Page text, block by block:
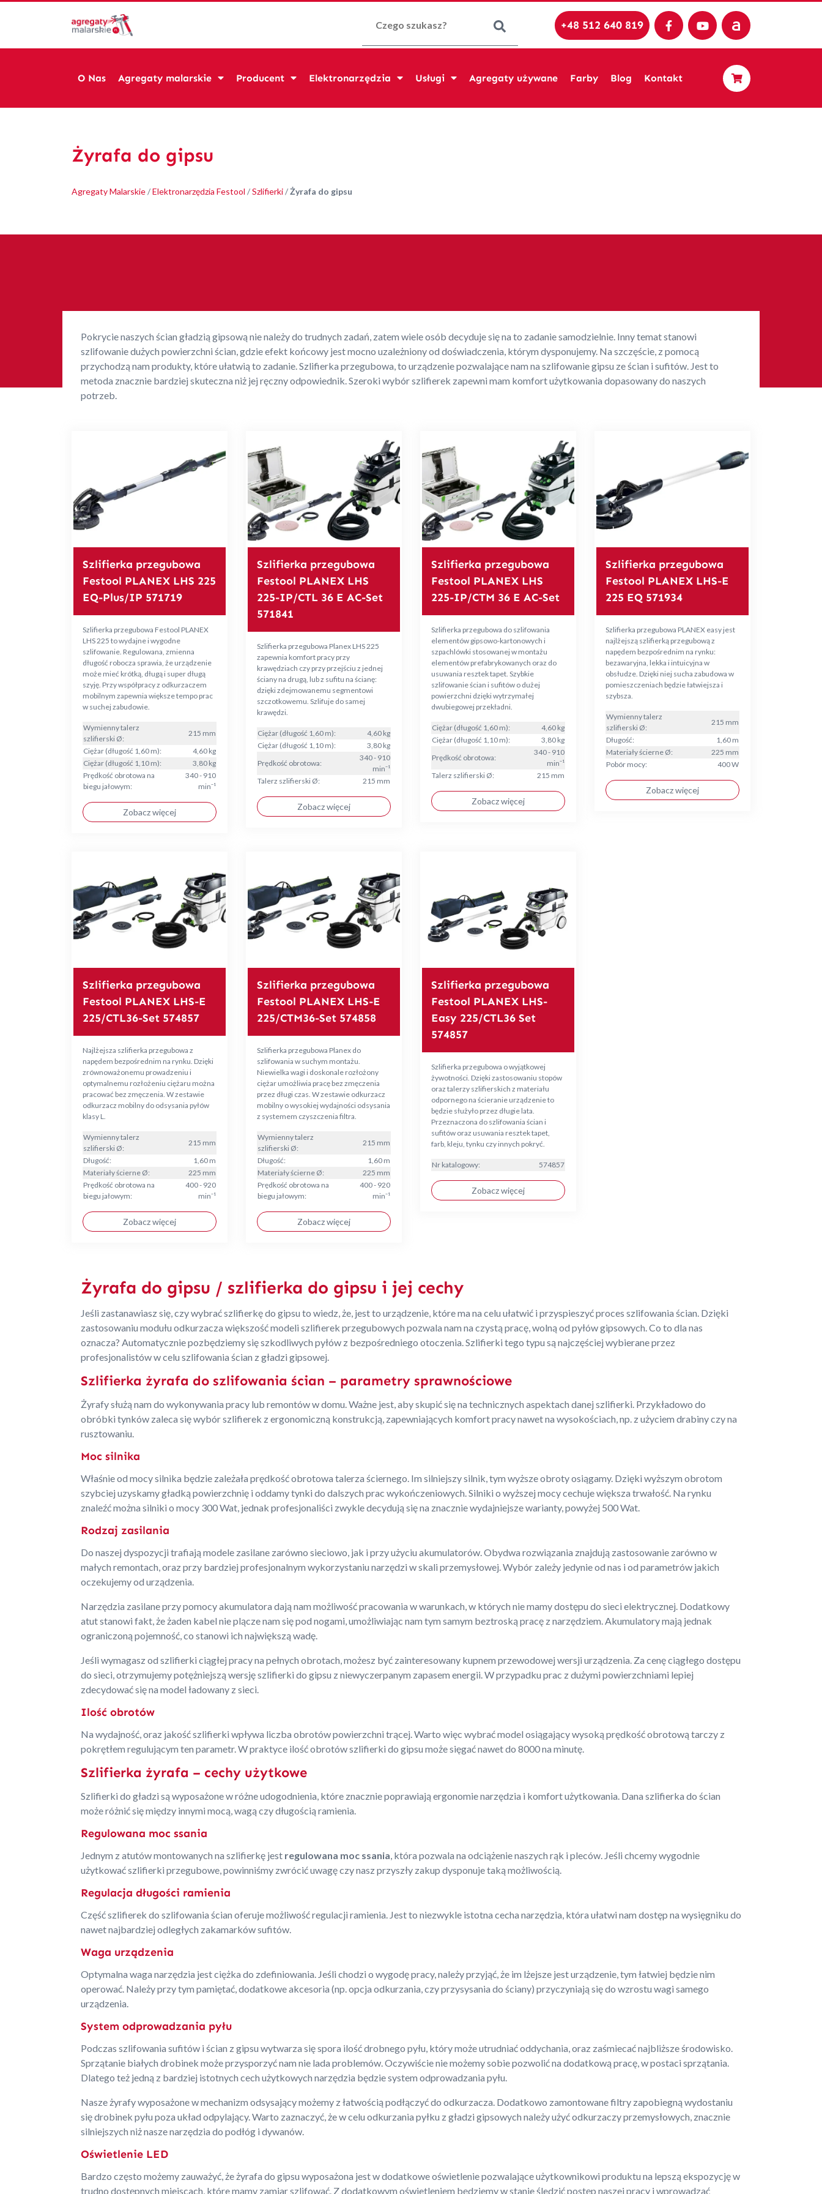
Szukaj: +48 512 640 819
O Nas Agregaty malarskie Producent Elektronarzędzia Usługi Agregaty używane Farby Blog Kontakt
Żyrafa do gipsu
Agregaty Malarskie/Elektronarzędzia Festool /Szlifierki/Żyrafa do gipsu
Pokrycie naszych ścian gładzią gipsową nie należy do trudnych zadań, zatem wiele osób decyduje się na to zadanie samodzielnie. Inny temat stanowi
szlifowanie dużych powierzchni ścian, gdzie efekt końcowy jest mocno uzależniony od doświadczenia, którym dysponujemy. Na szczęście, z pomocą
przychodzą nam produkty, które ułatwią to zadanie. Szlifierka przegubowa, to urządzenie pozwalające nam na szlifowanie gipsu ze ścian i sufitów. Jest to
metoda znacznie bardziej skuteczna niż jej ręczny odpowiednik. Szeroki wybór szlifierek zapewni mam komfort użytkowania dopasowany do naszych
potrzeb.
Szlifierka przegubowa
Festool PLANEX LHS 225
EQ-Plus/IP 571719
Szlifierka przegubowa Festool PLANEX
LHS 225 to wydajne i wygodne
szlifowanie. Regulowana, zmienna
długość robocza sprawia, że urządzenie
może mieć krótką, długą i super długą
szyję. Przy współpracy z odkurzaczem
mobilnym zapewnia większe tempo prac
w suchej zabudowie.
Wymienny talerz
szlifierski Ø:
215 mm
Ciężar (długość 1,60 m):
4,60 kg
Ciężar (długość 1,10 m):
3,80 kg
Prędkość obrotowa na
biegu jałowym:
340 - 910
min⁻¹
Zobacz więcej
Szlifierka przegubowa
Festool PLANEX LHS
225-IP/CTL 36 E AC-Set
571841
Szlifierka przegubowa Planex LHS 225
zapewnia komfort pracy przy
krawędziach czy przy przejściu z jednej
ściany na drugą, lub z sufitu na ścianę:
dzięki zdejmowanemu segmentowi
szczotkowemu. Szlifuje do samej
krawędzi.
Ciężar (długość 1,60 m):
4,60 kg
Ciężar (długość 1,10 m):
3,80 kg
Prędkość obrotowa:
340 - 910
min⁻¹
Talerz szlifierski Ø:
215 mm
Zobacz więcej
Szlifierka przegubowa
Festool PLANEX LHS
225-IP/CTM 36 E AC-Set
Szlifierka przegubowa do szlifowania
elementów gipsowo-kartonowych i
szpachlówki stosowanej w montażu
elementów prefabrykowanych oraz do
usuwania resztek tapet. Szybkie
szlifowanie ścian i sufitów o dużej
powierzchni dzięki wytrzymałej
dwubiegowej przekładni.
Ciężar (długość 1,60 m):
4,60 kg
Ciężar (długość 1,10 m):
3,80 kg
Prędkość obrotowa:
340 - 910
min⁻¹
Talerz szlifierski Ø:
215 mm
Zobacz więcej
Szlifierka przegubowa
Festool PLANEX LHS-E
225 EQ 571934
Szlifierka przegubowa PLANEX easy jest
najlżejszą szlifierką przegubową z
napędem bezpośrednim na rynku:
bezawaryjna, lekka i intuicyjna w
obsłudze. Dzięki niej sucha zabudowa w
pomieszczeniach będzie łatwiejsza i
szybsza.
Wymienny talerz
szlifierski Ø:
215 mm
Długość:
1,60 m
Materiały ścierne Ø:
225 mm
Pobór mocy:
400 W
Zobacz więcej
Szlifierka przegubowa
Festool PLANEX LHS-E
225/CTL36-Set 574857
Najlżejsza szlifierka przegubowa z
napędem bezpośrednim na rynku. Dzięki
zrównoważonemu prowadzeniu i
optymalnemu rozłożeniu ciężaru można
pracować bez zmęczenia. W zestawie
odkurzacz mobilny do odsysania pyłów
klasy L.
Wymienny talerz
szlifierski Ø:
215 mm
Długość:
1,60 m
Materiały ścierne Ø:
225 mm
Prędkość obrotowa na
biegu jałowym:
400 - 920
min⁻¹
Zobacz więcej
Szlifierka przegubowa
Festool PLANEX LHS-E
225/CTM36-Set 574858
Szlifierka przegubowa Planex do
szlifowania w suchym montażu.
Niewielka wagi i doskonale rozłożony
ciężar umożliwia pracę bez zmęczenia
przez długi czas. W zestawie odkurzacz
mobilny o wysokiej wydajności odsysania
z systemem czyszczenia filtra.
Wymienny talerz
szlifierski Ø:
215 mm
Długość:
1,60 m
Materiały ścierne Ø:
225 mm
Prędkość obrotowa na
biegu jałowym:
400 - 920
min⁻¹
Zobacz więcej
Szlifierka przegubowa
Festool PLANEX LHS-
Easy 225/CTL36 Set
574857
Szlifierka przegubowa o wyjątkowej
żywotności. Dzięki zastosowaniu stopów
oraz talerzy szlifierskich z materiału
odpornego na ścieranie urządzenie to
będzie służyło przez długie lata.
Przeznaczona do szlifowania ścian i
sufitów oraz usuwania resztek tapet,
farb, kleju, tynku czy innych pokryć.
Nr katalogowy: 574857
Zobacz więcej
Żyrafa do gipsu / szlifierka do gipsu i jej cechy
Jeśli zastanawiasz się, czy wybrać szlifierkę do gipsu to wiedz, że, jest to urządzenie, które ma na celu ułatwić i przyspieszyć proces szlifowania ścian. Dzięki
zastosowaniu modułu odkurzacza większość modeli szlifierek przegubowych pozwala nam na czystą pracę, wolną od pyłów gipsowych. Co to dla nas
oznacza? Automatycznie pozbędziemy się szkodliwych pyłów z bezpośredniego otoczenia. Szlifierki tego typu są najczęściej wybierane przez
profesjonalistów w celu szlifowania ścian z gładzi gipsowej.
Szlifierka żyrafa do szlifowania ścian – parametry sprawnościowe
Żyrafy służą nam do wykonywania pracy lub remontów w domu. Ważne jest, aby skupić się na technicznych aspektach danej szlifierki. Przykładowo do
obróbki tynków zaleca się wybór szlifierek z ergonomiczną konstrukcją, zapewniających komfort pracy nawet na wysokościach, np. z użyciem drabiny czy na
rusztowaniu.
Moc silnika
Właśnie od mocy silnika będzie zależała prędkość obrotowa talerza ściernego. Im silniejszy silnik, tym wyższe obroty osiągamy. Dzięki wyższym obrotom
szybciej uzyskamy gładką powierzchnię i oddamy tynki do dalszych prac wykończeniowych. Silniki o wyższej mocy cechuje większa trwałość. Na rynku
znaleźć można silniki o mocy 300 Wat, jednak profesjonaliści zwykle decydują się na znacznie wydajniejsze warianty, powyżej 500 Wat.
Rodzaj zasilania
Do naszej dyspozycji trafiają modele zasilane zarówno sieciowo, jak i przy użyciu akumulatorów. Obydwa rozwiązania znajdują zastosowanie zarówno w
małych remontach, oraz przy bardziej profesjonalnym wykorzystaniu narzędzi w skali przemysłowej. Wybór zależy jedynie od nas i od parametrów jakich
oczekujemy od urządzenia.
Narzędzia zasilane przy pomocy akumulatora dają nam możliwość pracowania w warunkach, w których nie mamy dostępu do sieci elektrycznej. Dodatkowy
atut stanowi fakt, że żaden kabel nie plącze nam się pod nogami, umożliwiając nam tym samym beztroską pracę z narzędziem. Akumulatory mają jednak
ograniczoną pojemność, co stanowi ich największą wadę.
Jeśli wymagasz od szlifierki ciągłej pracy na pełnych obrotach, możesz być zainteresowany kupnem przewodowej wersji urządzenia. Za cenę ciągłego dostępu
do sieci, otrzymujemy potężniejszą wersję szlifierki do gipsu z niewyczerpanym zapasem energii. W przypadku prac z dużymi powierzchniami lepiej
zdecydować się na model ładowany z sieci.
Ilość obrotów
Na wydajność, oraz jakość szlifierki wpływa liczba obrotów powierzchni trącej. Warto więc wybrać model osiągający wysoką prędkość obrotową tarczy z
pokrętłem regulującym ten parametr. W praktyce ilość obrotów szlifierki do gipsu może sięgać nawet do 8000 na minutę.
Szlifierka żyrafa – cechy użytkowe
Szlifierki do gładzi są wyposażone w różne udogodnienia, które znacznie poprawiają ergonomie narzędzia i komfort użytkowania. Dana szlifierka do ścian
może różnić się między innymi mocą, wagą czy długością ramienia.
Regulowana moc ssania
Jednym z atutów montowanych na szlifierkę jest regulowana moc ssania , która pozwala na odciążenie naszych rąk i pleców. Jeśli chcemy wygodnie
użytkować szlifierki przegubowe, powinniśmy zwrócić uwagę czy nasz przyszły zakup dysponuje taką możliwością.
Regulacja długości ramienia
Część szlifierek do szlifowania ścian oferuje możliwość regulacji ramienia. Jest to niezwykle istotna cecha narzędzia, która ułatwi nam dostęp na wysięgniku do
nawet najbardziej odległych zakamarków sufitów.
Waga urządzenia
Optymalna waga narzędzia jest ciężka do zdefiniowania. Jeśli chodzi o wygodę pracy, należy przyjąć, że im lżejsze jest urządzenie, tym łatwiej będzie nim
operować. Należy przy tym pamiętać, dodatkowe akcesoria (np. opcja odkurzania, czy przysysania do ściany) przyczyniają się do wzrostu wagi samego
urządzenia.
System odprowadzania pyłu
Podczas szlifowania sufitów i ścian z gipsu wytwarza się spora ilość drobnego pyłu, który może utrudniać oddychania, oraz zaśmiecać najbliższe środowisko.
Sprzątanie białych drobinek może przysporzyć nam nie lada problemów. Oczywiście nie możemy sobie pozwolić na dodatkową pracę, w postaci sprzątania.
Dlatego też jedną z bardziej istotnych cech użytkowych narzędzia będzie system odprowadzania pyłu.
Nasze żyrafy wyposażone w mechanizm odsysający możemy z łatwością podłączyć do odkurzacza. Dodatkowo zamontowane filtry zapobiegną wydostaniu
się drobinek pyłu poza układ odpylający. Warto zaznaczyć, że w celu odkurzania pyłku z gładzi gipsowych należy użyć odkurzaczy przemysłowych, znacznie
silniejszych niż nasze narzędzia do podłóg i dywanów.
Oświetlenie LED
Bardzo często możemy zauważyć, że żyrafa do gipsu wyposażona jest w dodatkowe oświetlenie pozwalające użytkownikowi produktu na lepszą ekspozycję w
trudno dostępnych miejscach, które mamy zamiar szlifować. Z dodatkowym oświetleniem będziemy w stanie śledzić postęp naszej pracy i wprowadzać